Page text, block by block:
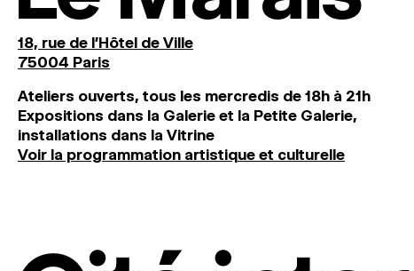
18, rue de l'Hôtel de Ville
75004 Paris
Ateliers ouverts, tous les mercredis de 18h à 21h
Expositions dans la Galerie et la Petite Galerie,
installations dans la Vitrine
Voir la programmation artistique et culturelle